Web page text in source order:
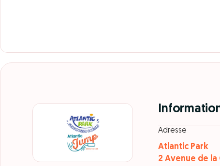
Adresse
Atlantic Park
2 Avenue de la